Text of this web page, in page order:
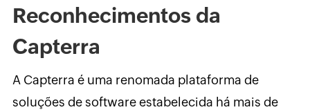
Reconhecimentos da
Capterra
A Capterra é uma renomada plataforma de
soluções de software estabelecida há mais de